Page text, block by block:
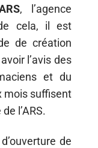
, l’agence
cela, il est
de création
l’avis des
et du
mois suffisent
l’ARS.
de